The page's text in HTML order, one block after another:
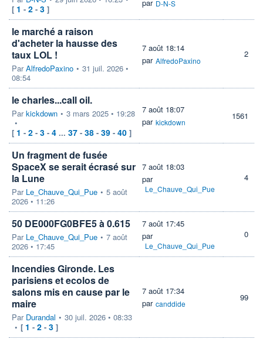
[ 1 - 2 - 3 ]
par D-N-S
le marché a raison
d'acheter la hausse des
taux LOL !
ParAlfredoPaxino • 31 juil. 2026 •
08:54
7 août 18:14
par AlfredoPaxino
2
le charles...call oil.
Parkickdown • 3 mars 2025 • 19:28
•
[ 1 - 2 - 3 - 4 ... 37 - 38 - 39 - 40 ]
7 août 18:07
par kickdown
1561
Un fragment de fusée
SpaceX se serait écrasé sur
la Lune
Par Le_Chauve_Qui_Pue • 5 août
2026 • 11:26
7 août 18:03
par
Le_Chauve_Qui_Pue
4
50 DE000FG0BFE5 à 0.615
Par Le_Chauve_Qui_Pue • 7 août
2026 • 17:45
7 août 17:45
par
Le_Chauve_Qui_Pue
0
Incendies Gironde. Les
parisiens et ecolos de
salons mis en cause par le
maire
Par Durandal • 30 juil. 2026 • 08:33
• [ 1 - 2 - 3 ]
7 août 17:34
par canddide
99